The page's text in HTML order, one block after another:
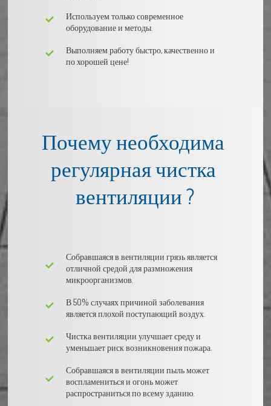
Используем только современное
оборудование и методы.
Выполняем работу быстро, качественно и
по хорошей цене!
Почему необходима
регулярная чистка
вентиляции ?
Собравшаяся в вентиляции грязь является
отличной средой для размножения
микроорганизмов.
В 50% случаях причиной заболевания
является плохой поступающий воздух.
Чистка вентиляции улучшает среду и
уменьшает риск возникновения пожара.
Собравшаяся в вентиляции пыль может
воспламениться и огонь может
распространиться по всему зданию.